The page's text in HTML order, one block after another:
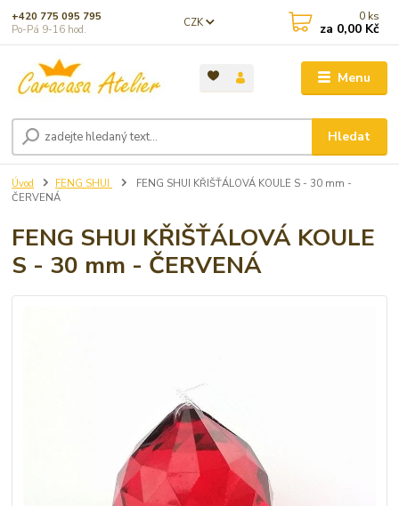
Menu
CZK
Hledat
+420 775 095 795
Po-Pá 9-16 hod.
0 ks
za 0,00 Kč
Úvod FENG SHUI
FENG SHUI KŘIŠŤÁLOVÁ KOULE S - 30 mm -
ČERVENÁ
FENG SHUI KŘIŠŤÁLOVÁ KOULE
S - 30 mm - ČERVENÁ